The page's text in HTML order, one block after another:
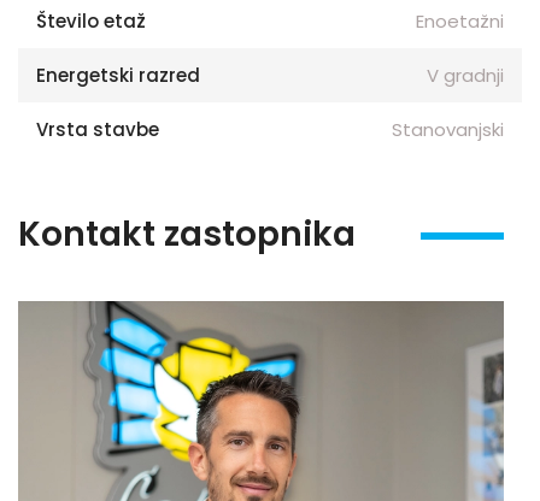
Število etaž Enoetažni
Energetski razred V gradnji
Vrsta stavbe Stanovanjski
Kontakt zastopnika